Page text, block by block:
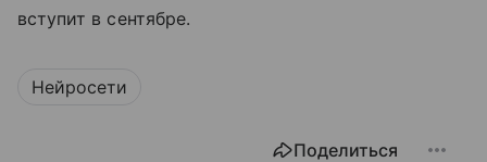
вступит в сентябре.
Нейросети
Поделиться